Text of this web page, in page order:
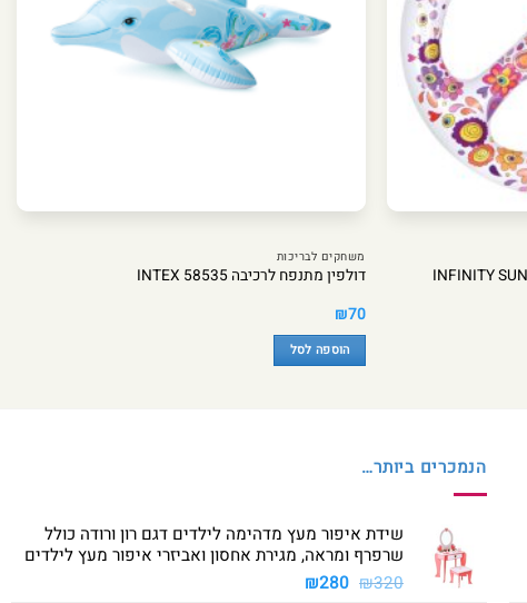
משחקים לבריכות
דולפין מתנפח לרכיבה INTEX 58535
₪70
הוספה לסל
הנמכרים ביותר…
שידת איפור מעץ מדהימה לילדים דגם רון ורודה כולל
שרפרף ומראה, מגירת אחסון ואביזרי איפור מעץ לילדים
₪320
המחיר
₪280 המחיר